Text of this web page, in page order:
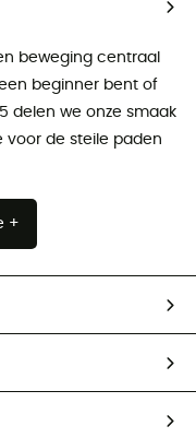
beweging centraal
beginner bent of
delen we onze smaak
voor de steile paden
+